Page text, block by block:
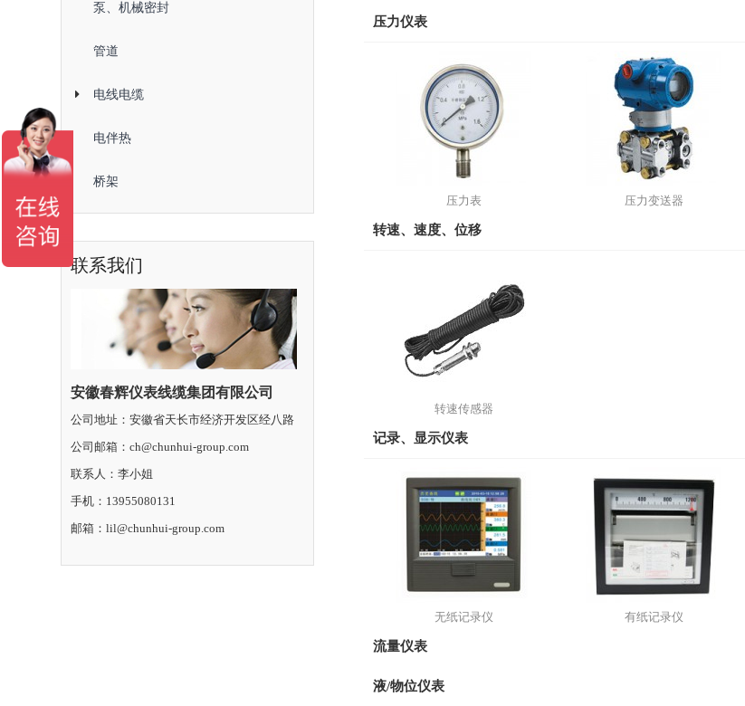
泵、机械密封
管道
电线电缆
电伴热
桥架
联系我们
安徽春辉仪表线缆集团有限公司
公司地址：安徽省天长市经济开发区经八路
公司邮箱：ch@chunhui-group.com
联系人：李小姐
手机：13955080131
邮箱：lil@chunhui-group.com
压力仪表
压力表 压力变送器
转速、速度、位移
转速传感器
记录、显示仪表
无纸记录仪 有纸记录仪
流量仪表
液/物位仪表